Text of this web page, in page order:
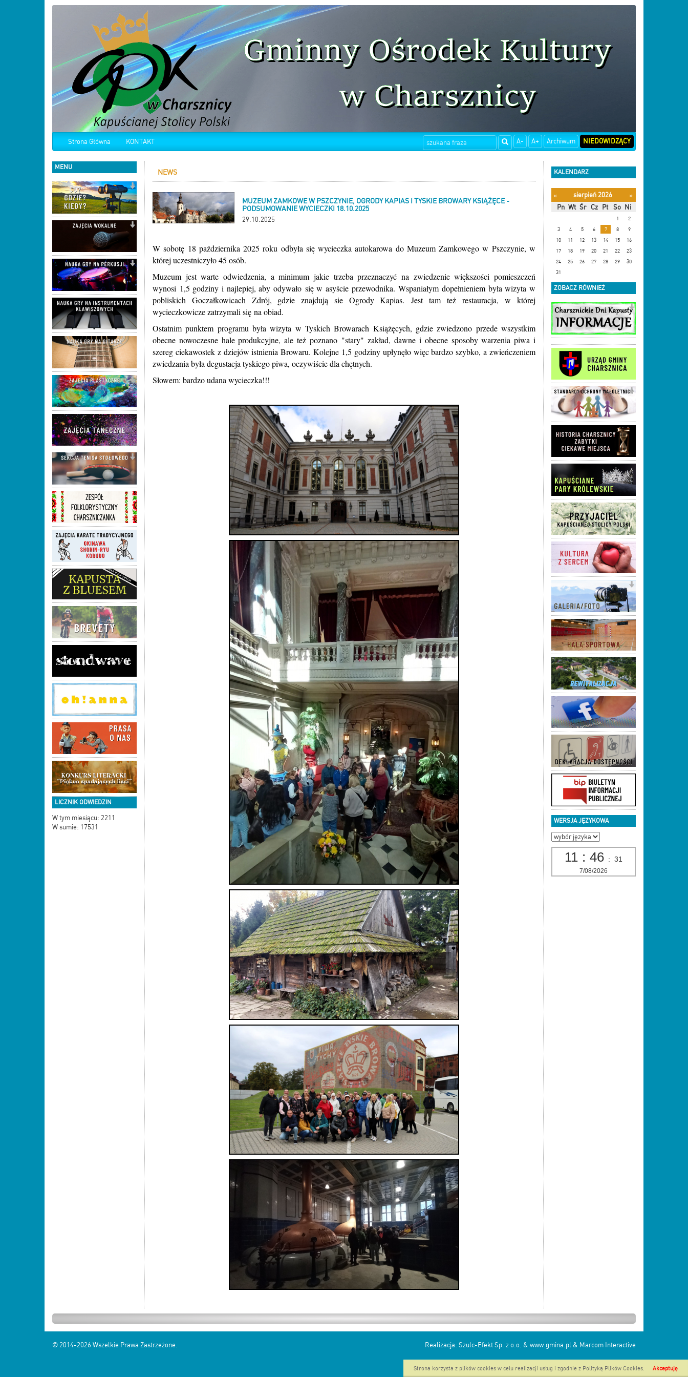
Strona Główna KONTAKT A- A+ Archiwum NIEDOWIDZĄCY
MENU
LICZNIK ODWIEDZIN
W tym miesiącu: 2211
W sumie: 17531
NEWS
MUZEUM ZAMKOWE W PSZCZYNIE, OGRODY KAPIAS I TYSKIE BROWARY KSIĄŻĘCE -
PODSUMOWANIE WYCIECZKI 18.10.2025
29.10.2025
W sobotę 18 października 2025 roku odbyła się wycieczka autokarowa do Muzeum Zamkowego w Pszczynie, w
której uczestniczyło 45 osób.
Muzeum jest warte odwiedzenia, a minimum jakie trzeba przeznaczyć na zwiedzenie większości pomieszczeń
wynosi 1,5 godziny i najlepiej, aby odywało się w asyście przewodnika. Wspaniałym dopełnieniem była wizyta w
pobliskich Goczałkowicach Zdrój, gdzie znajdują sie Ogrody Kapias. Jest tam też restauracja, w której
wycieczkowicze zatrzymali się na obiad.
Ostatnim punktem programu była wizyta w Tyskich Browarach Książęcych, gdzie zwiedzono przede wszystkim
obecne nowoczesne hale produkcyjne, ale też poznano "stary" zakład, dawne i obecne sposoby warzenia piwa i
szereg ciekawostek z dziejów istnienia Browaru. Kolejne 1,5 godziny upłynęło więc bardzo szybko, a zwieńczeniem
zwiedzania była degustacja tyskiego piwa, oczywiście dla chętnych.
Słowem: bardzo udana wycieczka!!!
KALENDARZ
« sierpień 2026
»
Pn Wt Śr Cz Pt So Ni
1
2
3
4 5 6 7 8
9
10
11 12 13 14 15
16
17
18 19 20 21 22
23
24
25 26 27 28 29
30
31
ZOBACZ RÓWNIEŻ
WERSJA JĘZYKOWA
11 : 46 : 32
7/08/2026
Akceptuję
Strona korzysta z plików cookies w celu realizacji usług i zgodnie z Polityką Plików Cookies.
© 2014-2026 Wszelkie Prawa Zastrzeżone. Realizacja: Szulc-Efekt Sp. z o.o. & www.gmina.pl & Marcom Interactive